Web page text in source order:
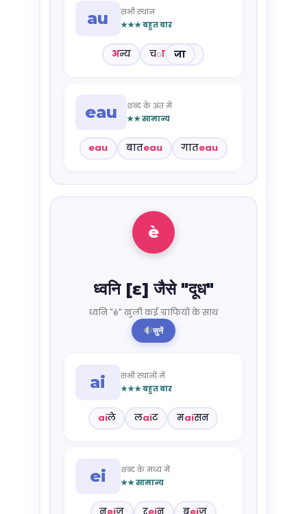
au
सभी स्थान
★★★ बहुत बार
अन्य चा ज
eau
शब्द के अंत में
★★ सामान्य
eau बातeau गातeau
è
ध्वनि [ɛ] जैसे "दूध"
ध्वनि "è" खुली कई ग्राफियों के साथ
सुनें
ai
सभी स्थानों में
★★★ बहुत बार
aiले लaiट मaiसन
ei
शब्द के मध्य में
★★ सामान्य